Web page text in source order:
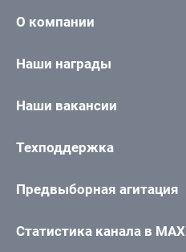
О компании
Наши награды
Наши вакансии
Техподдержка
Предвыборная агитация
Статистика канала в MAX